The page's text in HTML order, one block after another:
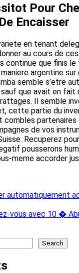
Pour
Encaisser
en tenant
au cours de
continue que finis
argentine
semble s’etre
que avait en fait
Il semble
cette partie du
combles
de vos
Recuperez
pousserons
meme accorder
automatiquement
vous avec 10 �
Search